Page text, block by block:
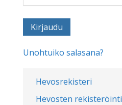
Hevosrekisteri
Hevosten rekisteröinti
Unohtuiko salasana?